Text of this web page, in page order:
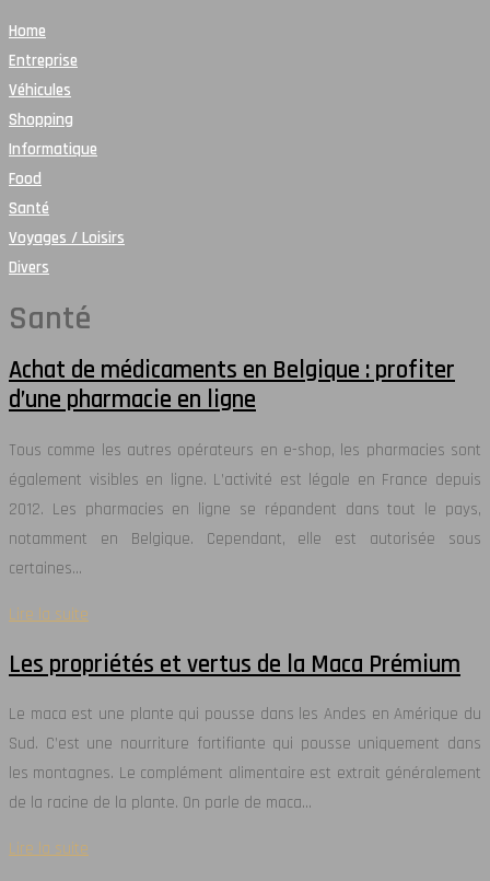
Home
Entreprise
Véhicules
Shopping
Informatique
Food
Santé
Voyages / Loisirs
Divers
Santé
Achat de médicaments en Belgique : profiter
d’une pharmacie en ligne
Tous comme les autres opérateurs en e-shop, les pharmacies sont
également visibles en ligne. L’activité est légale en France depuis
2012. Les pharmacies en ligne se répandent dans tout le pays,
notamment en Belgique. Cependant, elle est autorisée sous
certaines…
Lire la suite
Les propriétés et vertus de la Maca Prémium
Le maca est une plante qui pousse dans les Andes en Amérique du
Sud. C’est une nourriture fortifiante qui pousse uniquement dans
les montagnes. Le complément alimentaire est extrait généralement
de la racine de la plante. On parle de maca…
Lire la suite